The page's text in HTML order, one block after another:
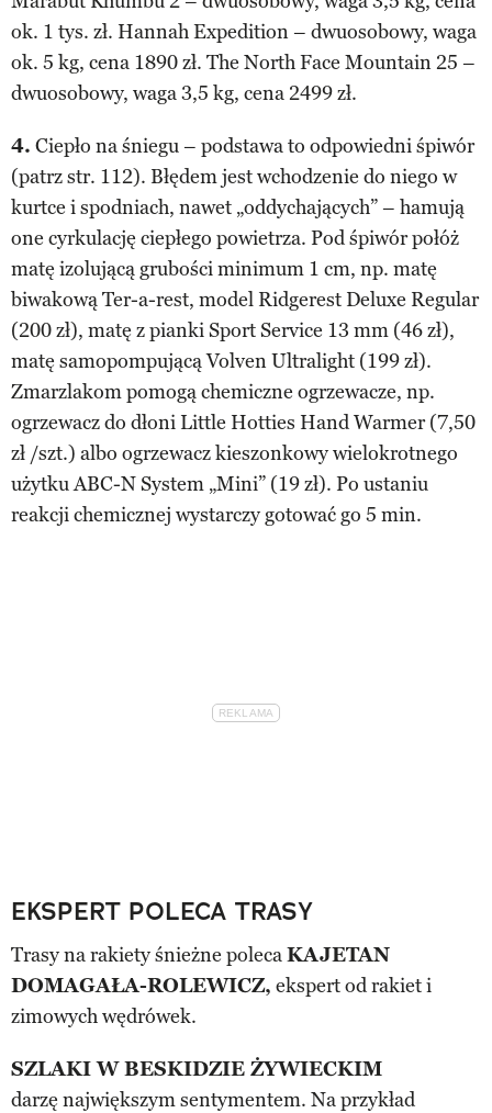
ok. 1 tys. zł. Hannah Expedition – dwuosobowy, waga
ok. 5 kg, cena 1890 zł. The North Face Mountain 25 –
dwuosobowy, waga 3,5 kg, cena 2499 zł.
4. Ciepło na śniegu – podstawa to odpowiedni śpiwór
(patrz str. 112). Błędem jest wchodzenie do niego w
kurtce i spodniach, nawet „oddychających” – hamują
one cyrkulację ciepłego powietrza. Pod śpiwór połóż
matę izolującą grubości minimum 1 cm, np. matę
biwakową Ter-a-rest, model Ridgerest Deluxe Regular
(200 zł), matę z pianki Sport Service 13 mm (46 zł),
matę samopompującą Volven Ultralight (199 zł).
Zmarzlakom pomogą chemiczne ogrzewacze, np.
ogrzewacz do dłoni Little Hotties Hand Warmer (7,50
zł /szt.) albo ogrzewacz kieszonkowy wielokrotnego
użytku ABC-N System „Mini” (19 zł). Po ustaniu
reakcji chemicznej wystarczy gotować go 5 min.
EKSPERT POLECA TRASY
Trasy na rakiety śnieżne polecaKAJETAN
DOMAGAŁA-ROLEWICZ, ekspert od rakiet i
zimowych wędrówek.
SZLAKI W BESKIDZIE ŻYWIECKIM
darzę największym sentymentem. Na przykład